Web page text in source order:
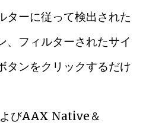
ターに従って検出された
、フィルターされたサイ
タンをクリックするだけ
びAAX Native＆